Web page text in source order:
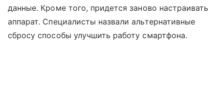
данные. Кроме того, придется заново настраивать
аппарат. Специалисты назвали альтернативные
сбросу способы улучшить работу смартфона.